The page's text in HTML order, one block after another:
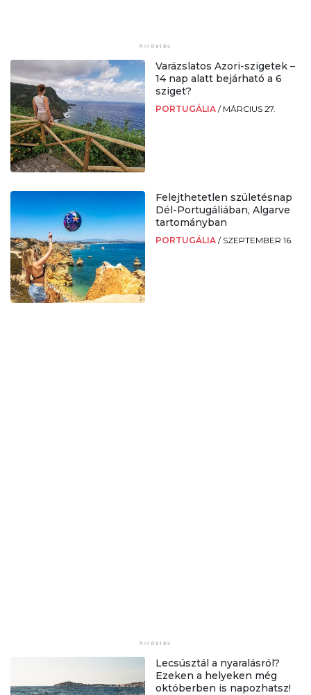
Varázslatos Azori-szigetek –
14 nap alatt bejárható a 6
sziget?
PORTUGÁLIA / MÁRCIUS 27.
Felejthetetlen születésnap
Dél-Portugáliában, Algarve
tartományban
PORTUGÁLIA / SZEPTEMBER 16.
Lecsúsztál a nyaralásról?
Ezeken a helyeken még
októberben is napozhatsz!